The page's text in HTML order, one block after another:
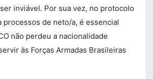
inviável. Por sua vez, no protocolo
processos de neto/a, é essencial
não perdeu a nacionalidade
às Forças Armadas Brasileiras